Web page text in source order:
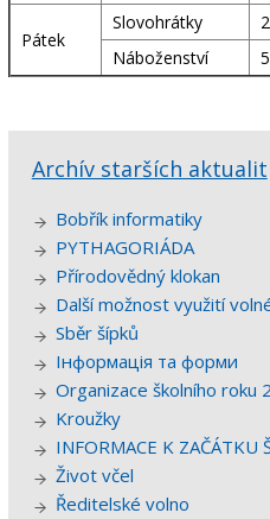
Pátek
Slovohrátky
Náboženství
5
Archív starších aktualit
Bobřík informatiky
PYTHAGORIÁDA
Přírodovědný klokan
Další možnost využití
Sběr šípků
Інформація та форми
Organizace školního roku
Kroužky
INFORMACE K ZAČÁTKU
Život včel
Ředitelské volno